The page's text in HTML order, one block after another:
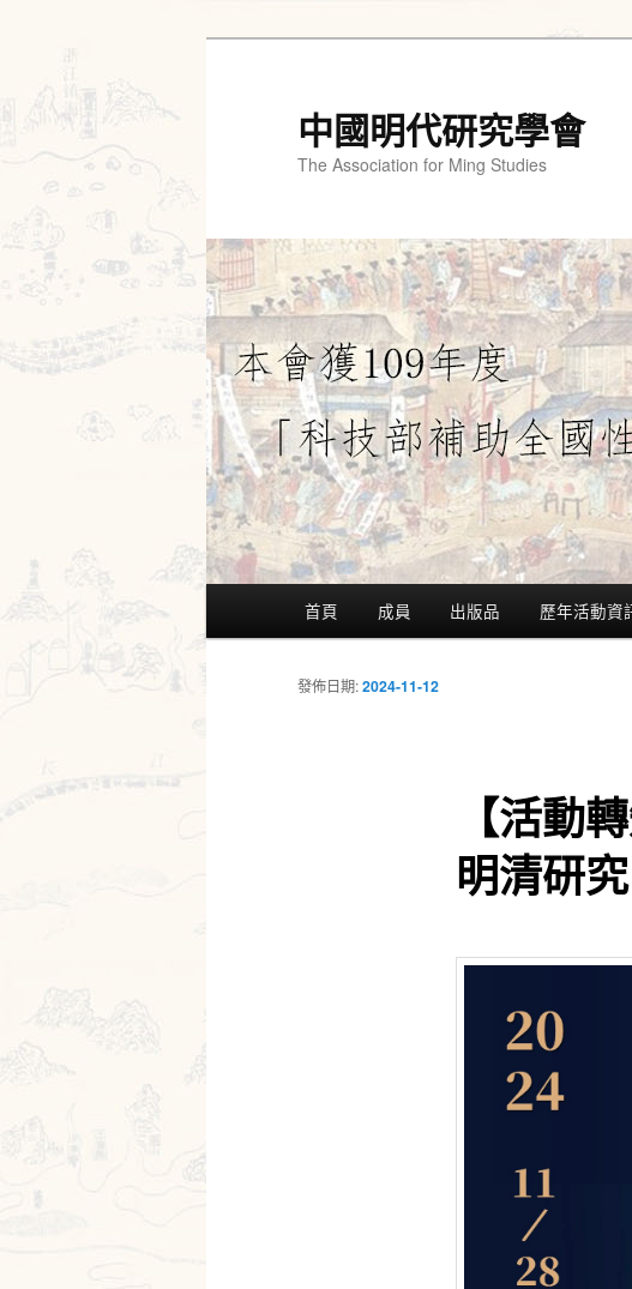
主
中國明代研究學會
The Association for Ming Studies
首頁 成員 出版品 歷年活動資
【活動
明清研
發佈日期:2024-11-12